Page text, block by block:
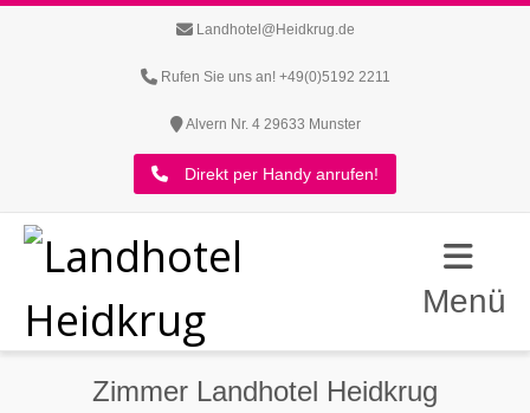
Landhotel@Heidkrug.de
Rufen Sie uns an! +49(0)5192 2211
Alvern Nr. 4 29633 Munster
Direkt per Handy anrufen!
Menü
Zimmer Landhotel Heidkrug